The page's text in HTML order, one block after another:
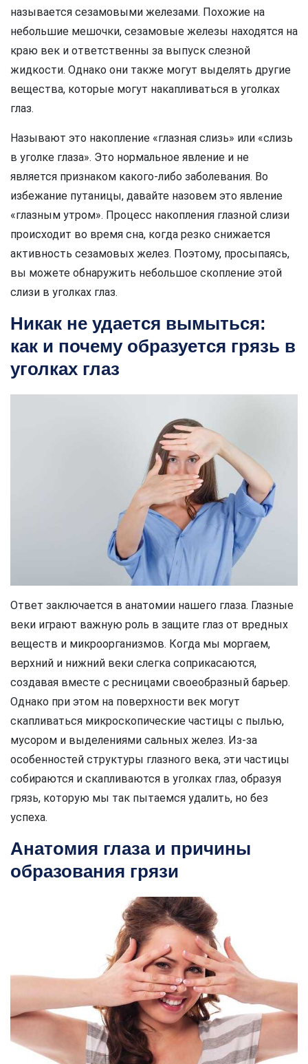
называется сезамовыми железами. Похожие на
небольшие мешочки, сезамовые железы находятся на
краю век и ответственны за выпуск слезной
жидкости. Однако они также могут выделять другие
вещества, которые могут накапливаться в уголках
глаз.
Называют это накопление «глазная слизь» или «слизь
в уголке глаза». Это нормальное явление и не
является признаком какого-либо заболевания. Во
избежание путаницы, давайте назовем это явление
«глазным утром». Процесс накопления глазной слизи
происходит во время сна, когда резко снижается
активность сезамовых желез. Поэтому, просыпаясь,
вы можете обнаружить небольшое скопление этой
слизи в уголках глаз.
Никак не удается вымыться:
как и почему образуется грязь в
уголках глаз
Ответ заключается в анатомии нашего глаза. Глазные
веки играют важную роль в защите глаз от вредных
веществ и микроорганизмов. Когда мы моргаем,
верхний и нижний веки слегка соприкасаются,
создавая вместе с ресницами своеобразный барьер.
Однако при этом на поверхности век могут
скапливаться микроскопические частицы с пылью,
мусором и выделениями сальных желез. Из-за
особенностей структуры глазного века, эти частицы
собираются и скапливаются в уголках глаз, образуя
грязь, которую мы так пытаемся удалить, но без
успеха.
Анатомия глаза и причины
образования грязи